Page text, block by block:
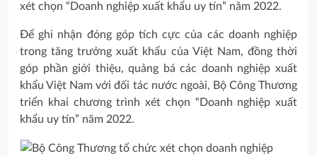
xét chọn “Doanh nghiệp xuất khẩu uy tín” năm 2022.
Để ghi nhận đóng góp tích cực của các doanh nghiệp
trong tăng trưởng xuất khẩu của Việt Nam, đồng thời
góp phần giới thiệu, quảng bá các doanh nghiệp xuất
khẩu Việt Nam với đối tác nước ngoài, Bộ Công Thương
triển khai chương trình xét chọn “Doanh nghiệp xuất
khẩu uy tín” năm 2022.